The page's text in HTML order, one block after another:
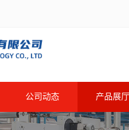
公司动态 产品展厅